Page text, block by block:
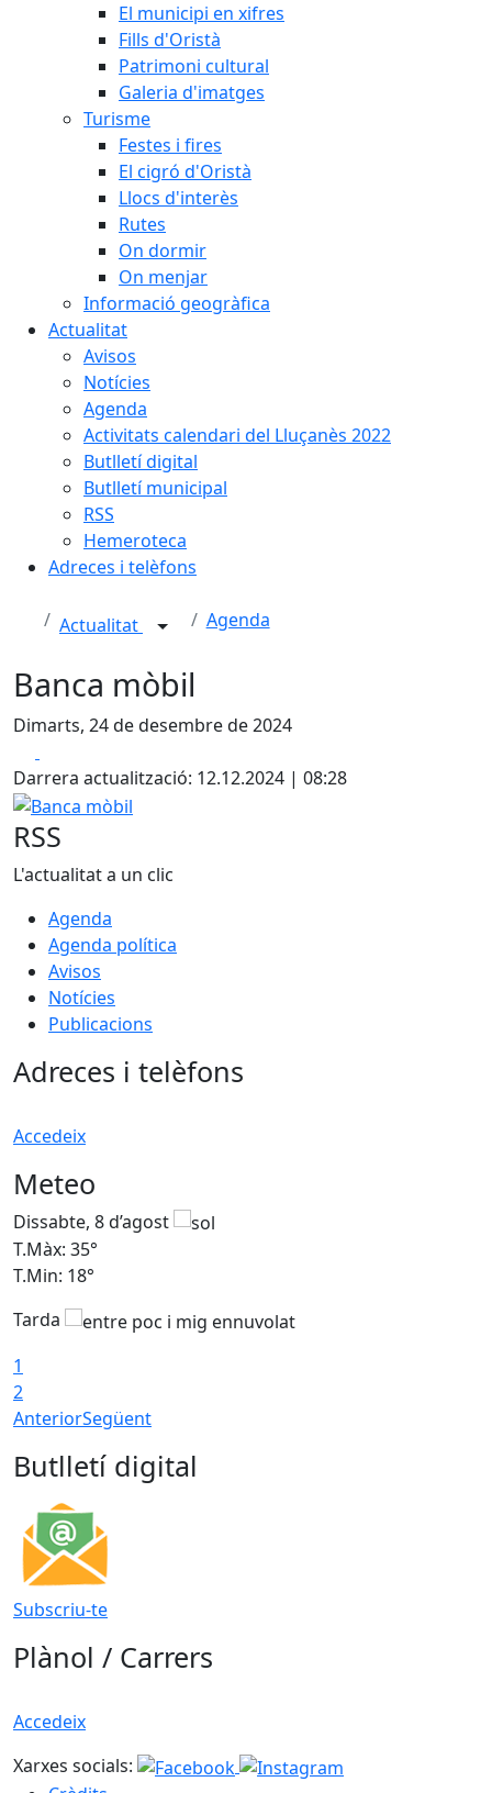
El municipi en xifres
Fills d'Oristà
Patrimoni cultural
Galeria d'imatges
Turisme
Festes i fires
El cigró d'Oristà
Llocs d'interès
Rutes
On dormir
On menjar
Informació geogràfica
Actualitat
Avisos
Notícies
Agenda
Activitats calendari del Lluçanès 2022
Butlletí digital
Butlletí municipal
RSS
Hemeroteca
Adreces i telèfons
Actualitat Agenda
Banca mòbil
Dimarts, 24 de desembre de 2024
Darrera actualització: 12.12.2024 | 08:28
Banca mòbil
RSS
L'actualitat a un clic
Agenda
Agenda política
Avisos
Notícies
Publicacions
Adreces i telèfons
Accedeix
Meteo
Dissabte, 8 d’agost
T.Màx: 35°
T.Min: 18°
Tarda
1
2
AnteriorSegüent
Butlletí digital
Subscriu-te
Plànol / Carrers
Accedeix
Xarxes socials: